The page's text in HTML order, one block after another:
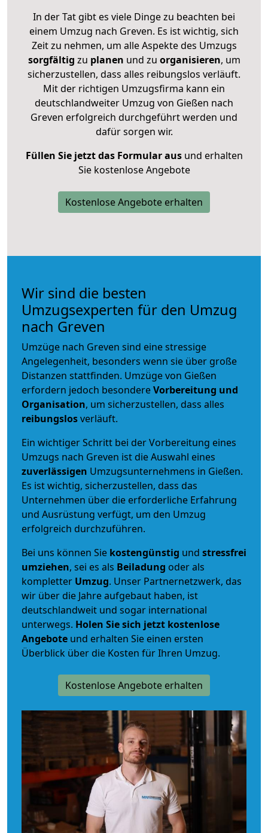
In der Tat gibt es viele Dinge zu beachten bei
einem Umzug nach Greven. Es ist wichtig, sich
Zeit zu nehmen, um alle Aspekte des Umzugs
sorgfältig zu planen und zu organisieren, um
sicherzustellen, dass alles reibungslos verläuft.
Mit der richtigen Umzugsfirma kann ein
deutschlandweiter Umzug von Gießen nach
Greven erfolgreich durchgeführt werden und
dafür sorgen wir.
Füllen Sie jetzt das Formular ausund erhalten
Sie kostenlose Angebote
Kostenlose Angebote erhalten
Wir sind die besten
Umzugsexperten für den Umzug
nach Greven
Umzüge nach Greven sind eine stressige
Angelegenheit, besonders wenn sie über große
Distanzen stattfinden. Umzüge von Gießen
erfordern jedoch besondereVorbereitung und
Organisation, um sicherzustellen, dass alles
reibungslosverläuft.
Ein wichtiger Schritt bei der Vorbereitung eines
Umzugs nach Greven ist die Auswahl eines
zuverlässigen Umzugsunternehmens in Gießen.
Es ist wichtig, sicherzustellen, dass das
Unternehmen über die erforderliche Erfahrung
und Ausrüstung verfügt, um den Umzug
erfolgreich durchzuführen.
Bei uns können Sie kostengünstig und stressfrei
umziehen, sei es als Beiladung oder als
kompletter Umzug. Unser Partnernetzwerk, das
wir über die Jahre aufgebaut haben, ist
deutschlandweit und sogar international
unterwegs. Holen Sie sich jetzt kostenlose
Angebote und erhalten Sie einen ersten
Überblick über die Kosten für Ihren Umzug.
Kostenlose Angebote erhalten